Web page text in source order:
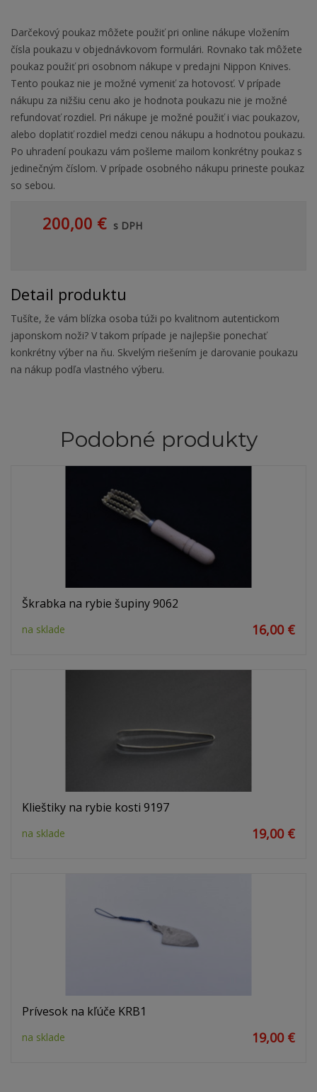
Darčekový poukaz môžete použiť pri online nákupe vložením
čísla poukazu v objednávkovom formulári. Rovnako tak môžete
poukaz použiť pri osobnom nákupe v predajni Nippon Knives.
Tento poukaz nie je možné vymeniť za hotovosť. V prípade
nákupu za nižšiu cenu ako je hodnota poukazu nie je možné
refundovať rozdiel. Pri nákupe je možné použiť i viac poukazov,
alebo doplatiť rozdiel medzi cenou nákupu a hodnotou poukazu.
Po uhradení poukazu vám pošleme mailom konkrétny poukaz s
jedinečným číslom. V prípade osobného nákupu prineste poukaz
so sebou.
200,00 € s DPH
Detail produktu
Tušíte, že vám blízka osoba túži po kvalitnom autentickom
japonskom noži? V takom prípade je najlepšie ponechať
konkrétny výber na ňu. Skvelým riešením je darovanie poukazu
na nákup podľa vlastného výberu.
Podobné produkty
Škrabka na rybie šupiny 9062
na sklade 16,00 €
Klieštiky na rybie kosti 9197
na sklade 19,00 €
Prívesok na kľúče KRB1
na sklade 19,00 €